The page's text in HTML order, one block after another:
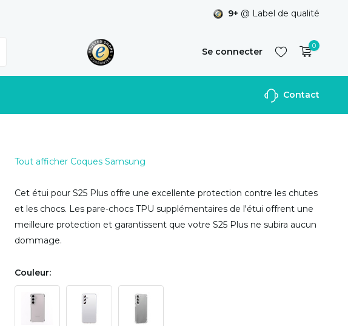
9+ @ Label de qualité
Se connecter
S'inscrire
0
Contact
Tout afficher Coques Samsung
Cet étui pour S25 Plus offre une excellente protection contre les chutes
et les chocs. Les pare-chocs TPU supplémentaires de l'étui offrent une
meilleure protection et garantissent que votre S25 Plus ne subira aucun
dommage.
Couleur: